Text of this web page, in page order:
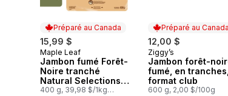
Préparé au Canada
15,99 $
Préparé au Canada
Maple Leaf
Jambon fumé Forêt-
Noire tranché
Natural Selections
Format familial
400 g, 39,98 $/1kg
Préparé au Canada
12,00 $
Préparé au Canada
Ziggy’s
Jambon forêt-
fumé, en tranches,
format club
600 g, 2,00 $/100g